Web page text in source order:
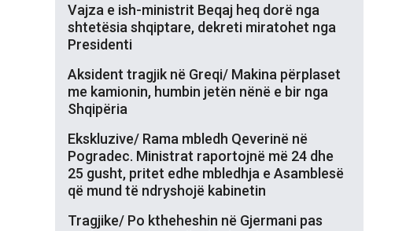
Vajza e ish-ministrit Beqaj heq dorë nga
shtetësia shqiptare, dekreti miratohet nga
Presidenti
Aksident tragjik në Greqi/ Makina përplaset
me kamionin, humbin jetën nënë e bir nga
Shqipëria
Ekskluzive/ Rama mbledh Qeverinë në
Pogradec. Ministrat raportojnë më 24 dhe
25 gusht, pritet edhe mbledhja e Asamblesë
që mund të ndryshojë kabinetin
Tragjike/ Po ktheheshin në Gjermani pas